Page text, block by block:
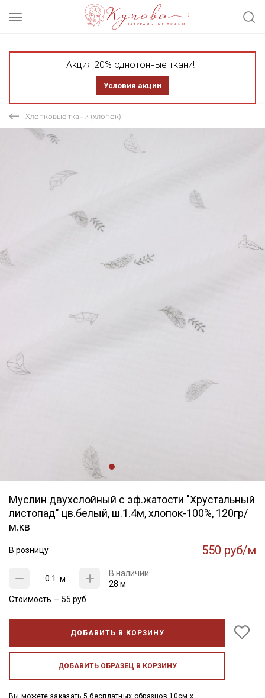
Акция 20% однотонные ткани!
Условия акции
Хлопковые ткани (хлопок)
Муслин двухслойный с эф.жатости "Хрустальный
листопад" цв.белый, ш.1.4м, хлопок-100%, 120гр/
м.кв
В розницу 550 руб/м
м
В наличии
28 м
Стоимость — 55 руб
ДОБАВИТЬ В КОРЗИНУ
ДОБАВИТЬ ОБРАЗЕЦ В КОРЗИНУ
Вы можете заказать 5 бесплатных образцов 10см x